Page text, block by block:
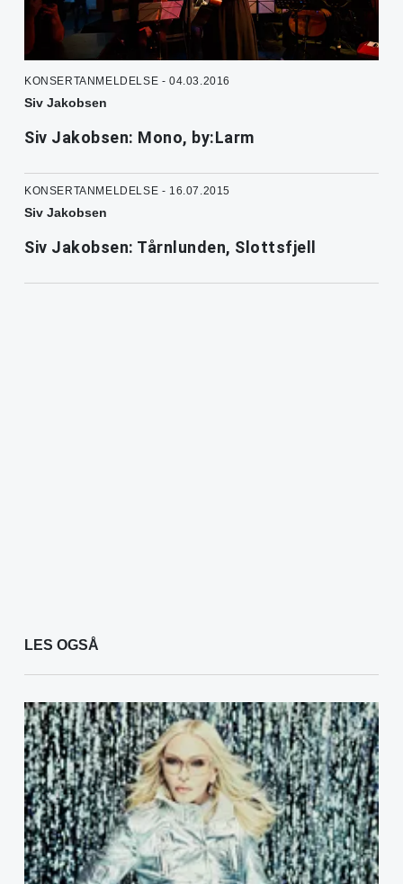
KONSERTANMELDELSE - 04.03.2016
Siv Jakobsen
Siv Jakobsen: Mono, by:Larm
KONSERTANMELDELSE - 16.07.2015
Siv Jakobsen
Siv Jakobsen: Tårnlunden, Slottsfjell
LES OGSÅ